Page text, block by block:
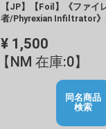
【JP】【Foil】《ファイ
者/Phyrexian Infiltrator》
¥ 1,500
【NM 在庫:0】
同名商品
検索